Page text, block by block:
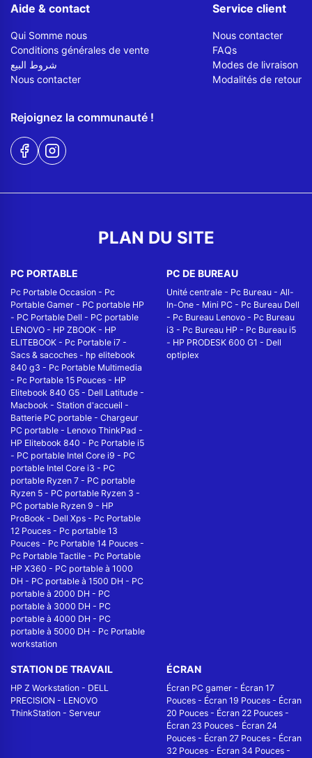
Aide & contact
Qui Somme nous
Conditions générales de vente
شروط البيع
Nous contacter
Service client
Nous contacter
FAQs
Modes de livraison
Modalités de retour
Rejoignez la communauté !
PLAN DU SITE
PC PORTABLE
Pc Portable Occasion - Pc
Portable Gamer - PC portable HP
- PC Portable Dell - PC portable
LENOVO - HP ZBOOK - HP
ELITEBOOK - Pc Portable i7 -
Sacs & sacoches - hp elitebook
840 g3 - Pc Portable Multimedia
- Pc Portable 15 Pouces - HP
Elitebook 840 G5 - Dell Latitude -
Macbook - Station d'accueil -
Batterie PC portable - Chargeur
PC portable - Lenovo ThinkPad -
HP Elitebook 840 - Pc Portable i5
- PC portable Intel Core i9 - PC
portable Intel Core i3 - PC
portable Ryzen 7 - PC portable
Ryzen 5 - PC portable Ryzen 3 -
PC portable Ryzen 9 - HP
ProBook - Dell Xps - Pc Portable
12 Pouces - Pc portable 13
Pouces - Pc Portable 14 Pouces -
Pc Portable Tactile - Pc Portable
HP X360 - PC portable à 1000
DH - PC portable à 1500 DH - PC
portable à 2000 DH - PC
portable à 3000 DH - PC
portable à 4000 DH - PC
portable à 5000 DH - Pc Portable
workstation
PC DE BUREAU
Unité centrale - Pc Bureau - All-
In-One - Mini PC - Pc Bureau Dell
- Pc Bureau Lenovo - Pc Bureau
i3 - Pc Bureau HP - Pc Bureau i5
- HP PRODESK 600 G1 - Dell
optiplex
STATION DE TRAVAIL
HP Z Workstation - DELL
PRECISION - LENOVO
ThinkStation - Serveur
ÉCRAN
Écran PC gamer - Écran 17
Pouces - Écran 19 Pouces - Écran
20 Pouces - Écran 22 Pouces -
Écran 23 Pouces - Écran 24
Pouces - Écran 27 Pouces - Écran
32 Pouces - Écran 34 Pouces -